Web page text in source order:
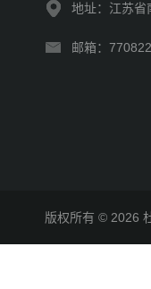
地址：江苏省
邮箱：
版权所有 © 2026